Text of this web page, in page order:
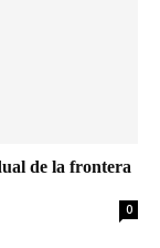
de la frontera
0